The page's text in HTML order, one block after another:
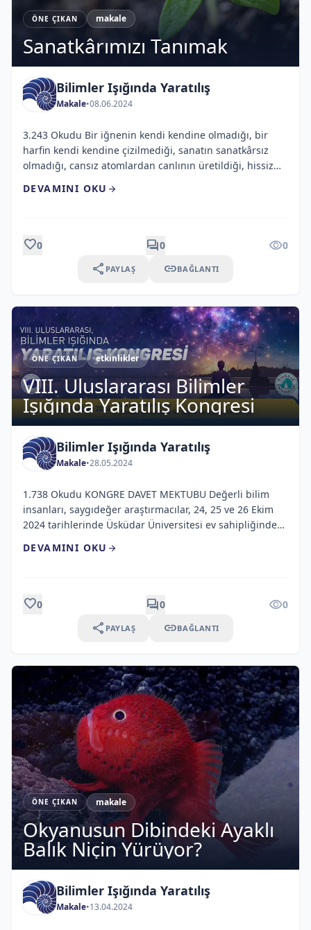
ÖNE ÇIKAN makale
Sanatkârımızı Tanımak
Bilimler Işığında Yaratılış
Makale•08.06.2024
3.243 Okudu Bir iğnenin kendi kendine olmadığı, bir
harfin kendi kendine çizilmediği, sanatın sanatkârsız
olmadığı, cansız atomlardan canlının üretildiği, hissiz
aklın yaratıldığı, bitkilerin çekirdeklerine sıkıştırıldığı,
bir evrende yaşıyoruz. Yüz küsur elementten oluşan
DEVAMINI OKU arrow_forward
favorite0 forum0 visibility0
share PAYLAŞ linkBAĞLANTI
ÖNE ÇIKAN etkinlikler
VIII. Uluslararası Bilimler
Işığında Yaratılış Kongresi
Bilimler Işığında Yaratılış
Makale•28.05.2024
1.738 Okudu KONGRE DAVET MEKTUBU Değerli bilim
insanları, saygıdeğer araştırmacılar, 24, 25 ve 26 Ekim
2024 tarihlerinde Üsküdar Üniversitesi ev sahipliğinde
temalı “VIII. ULUSLARARASI BİLİMLER IŞIĞINDA
eğitim bilimleri ile dini ilimler alanlarında “Yaratılışa
DEVAMINI OKU arrow_forward
favorite0 forum0 visibility0
share PAYLAŞ linkBAĞLANTI
ÖNE ÇIKAN makale
Okyanusun Dibindeki Ayaklı
Balık Niçin Yürüyor?
Bilimler Işığında Yaratılış
Makale•13.04.2024